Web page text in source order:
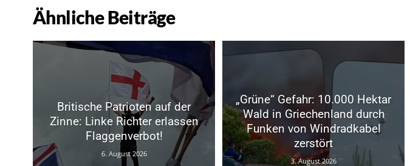
Ähnliche Beiträge
Britische Patrioten auf der
Zinne: Linke Richter erlassen
Flaggenverbot!
6. August 2026
„Grüne“ Gefahr: 10.000 Hektar
Wald in Griechenland durch
Funken von Windradkabel
zerstört
3. August 2026